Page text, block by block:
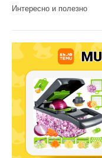
Интересно и полезно